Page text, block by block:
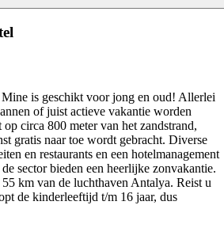
is geschikt voor jong en oud! Allerlei
of juist actieve vakantie worden
circa 800 meter van het zandstrand,
gratis naar toe wordt gebracht. Diverse
en restaurants en een hotelmanagement
sector bieden een heerlijke zonvakantie.
km van de luchthaven Antalya. Reist u
de kinderleeftijd t/m 16 jaar, dus